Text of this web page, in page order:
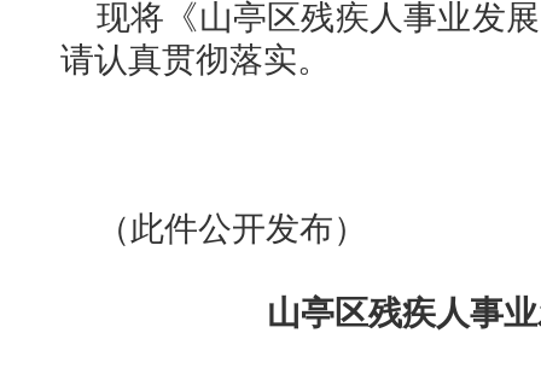
现将《山亭区残疾人事业发
请认真贯彻落实。
（此件公开发布）
山亭区残疾人事